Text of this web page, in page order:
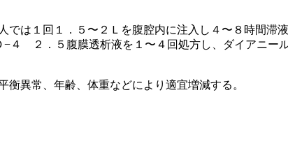
は１回１．５〜２Ｌを腹腔内に注入し４〜８時間滞
４ ２．５腹膜透析液を１〜４回処方し、ダイアニ
異常、年齢、体重などにより適宜増減する。